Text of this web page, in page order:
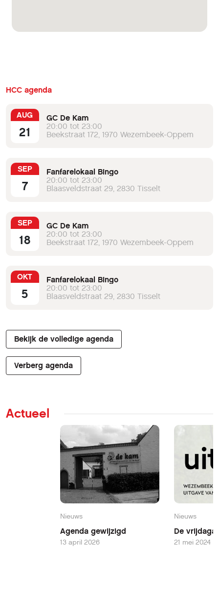
HCC agenda
AUG
21
GC De Kam
20:00 tot 23:00
Beekstraat 172, 1970 Wezembeek-Oppem
SEP
7
Fanfarelokaal Bingo
20:00 tot 23:00
Blaasveldstraat 29, 2830 Tisselt
SEP
18
GC De Kam
20:00 tot 23:00
Beekstraat 172, 1970 Wezembeek-Oppem
OKT
5
Fanfarelokaal Bingo
20:00 tot 23:00
Blaasveldstraat 29, 2830 Tisselt
Bekijk de volledige agenda
Verberg agenda
Actueel
Nieuws
Agenda gewijzigd
13 april 2026
Nieuws
De
21 mei 2024